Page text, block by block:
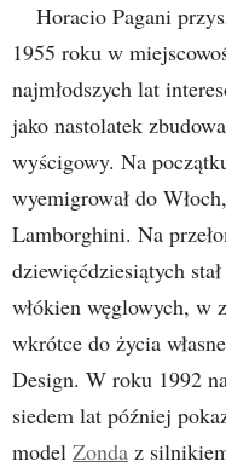
Horacio Pagani
1955 roku w
najmłodszych lat
jako nastolatek
wyścigowy. Na
wyemigrował do
Lamborghini. Na
dziewięćdziesiątych
włókien węglowych, w
wkrótce do życia
Design. W roku 1992
siedem lat później
model Zonda z